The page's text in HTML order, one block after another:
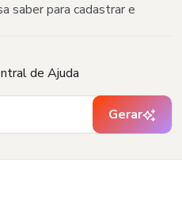
saber para cadastrar e
de Ajuda
Gerar